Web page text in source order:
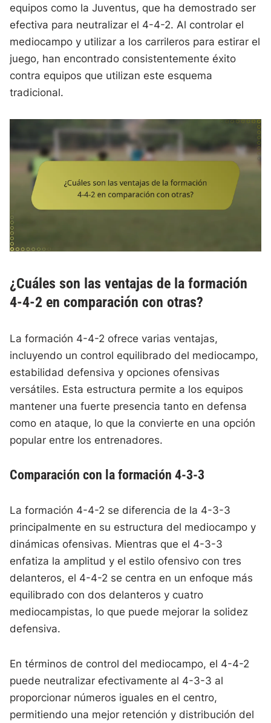
equipos como la Juventus, que ha demostrado ser
efectiva para neutralizar el 4-4-2. Al controlar el
mediocampo y utilizar a los carrileros para estirar el
juego, han encontrado consistentemente éxito
contra equipos que utilizan este esquema
tradicional.
¿Cuáles son las ventajas de la formación
4-4-2 en comparación con otras?
La formación 4-4-2 ofrece varias ventajas,
incluyendo un control equilibrado del mediocampo,
estabilidad defensiva y opciones ofensivas
versátiles. Esta estructura permite a los equipos
mantener una fuerte presencia tanto en defensa
como en ataque, lo que la convierte en una opción
popular entre los entrenadores.
Comparación con la formación 4-3-3
La formación 4-4-2 se diferencia de la 4-3-3
principalmente en su estructura del mediocampo y
dinámicas ofensivas. Mientras que el 4-3-3
enfatiza la amplitud y el estilo ofensivo con tres
delanteros, el 4-4-2 se centra en un enfoque más
equilibrado con dos delanteros y cuatro
mediocampistas, lo que puede mejorar la solidez
defensiva.
En términos de control del mediocampo, el 4-4-2
puede neutralizar efectivamente al 4-3-3 al
proporcionar números iguales en el centro,
permitiendo una mejor retención y distribución del